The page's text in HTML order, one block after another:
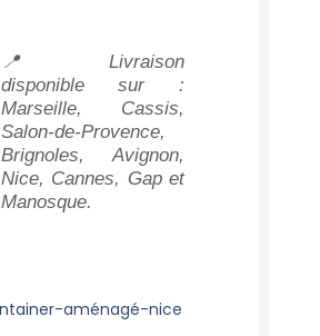
📍 Livraison
disponible sur :
Marseille, Cassis,
Salon-de-Provence,
Brignoles, Avignon,
Nice, Cannes, Gap et
Manosque.